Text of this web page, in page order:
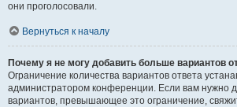
они проголосовали.
Вернуться к началу
Почему я не могу добавить больше вариантов
Ограничение количества вариантов ответа
администратором конференции. Если вам нужно
вариантов, превышающее это ограничение,